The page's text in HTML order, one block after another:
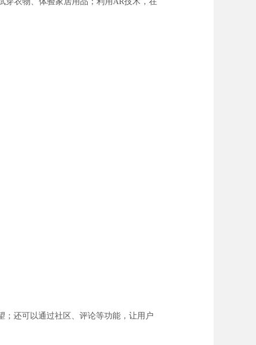
还可以通过社区、评论等功能，让用户